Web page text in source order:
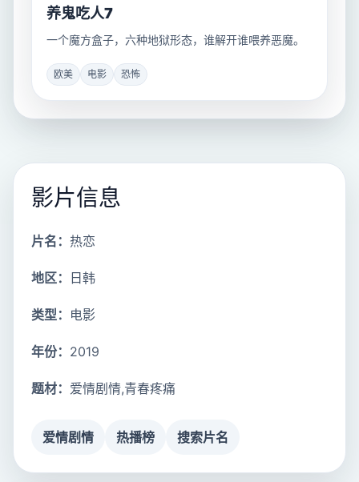
养鬼吃人7
一个魔方盒子，六种地狱形态，谁解开谁喂养恶魔。
欧美 电影 恐怖
影片信息
片名： 热恋
地区： 日韩
类型： 电影
年份： 2019
题材： 爱情剧情,青春疼痛
爱情剧情 热播榜 搜索片名